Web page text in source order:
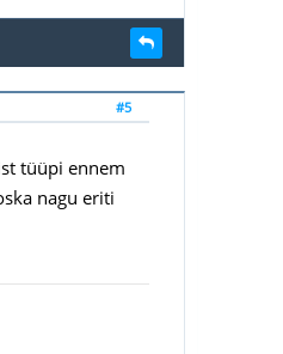
#5
tüüpi ennem
nagu eriti